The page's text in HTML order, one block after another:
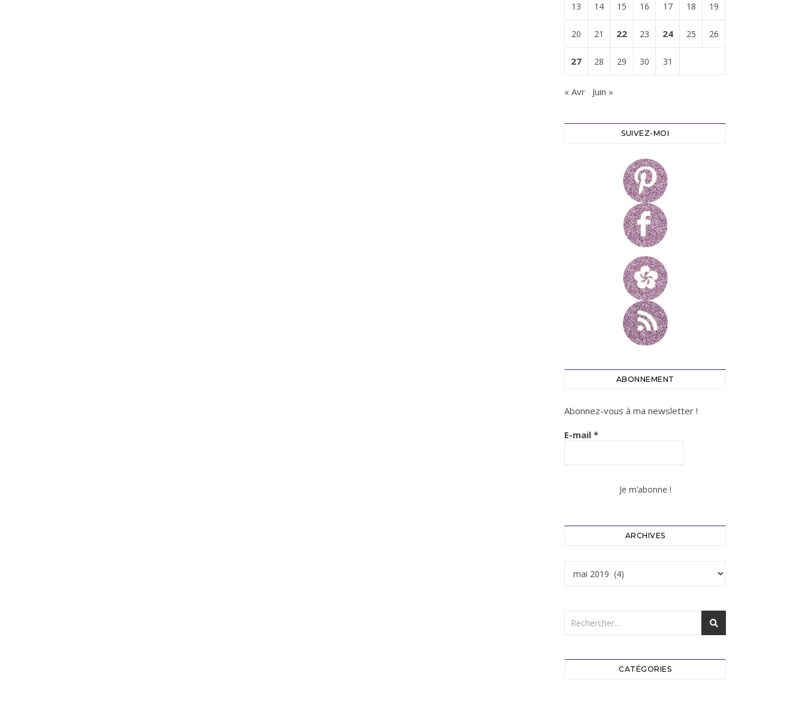
13 14 15 16 17 18 19
20 21 22 23 24 25 26
27 28 29 30 31
« Avr Juin »
SUIVEZ-MOI
ABONNEMENT
Abonnez-vous à ma newsletter !
E-mail *
ARCHIVES
CATÉGORIES